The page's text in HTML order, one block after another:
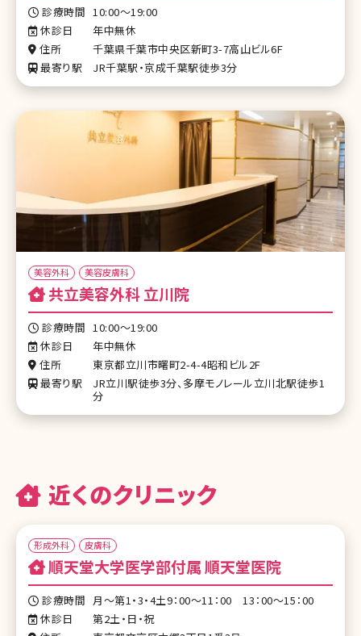
診療時間 10:00～19:00
休診日
年中無休
住所
千葉県千葉市中央区新町3-7高山ビル6F
最寄り駅
JR千葉駅・京成千葉駅徒歩3分
美容外科 美容皮膚科
共立美容外科 立川院
診療時間 10:00～19:00
休診日
年中無休
住所
東京都立川市曙町2-4-4昭和ビル2F
最寄り駅
JR立川駅徒歩3分、多摩モノレール立川北駅徒歩1
分
近くのクリニック
形成外科 皮膚科
順天堂大学医学部付属 順天堂医院
診療時間 月～第1・3・4土9：00～11：00 13：00～15：00
休診日
第2土・日・祝